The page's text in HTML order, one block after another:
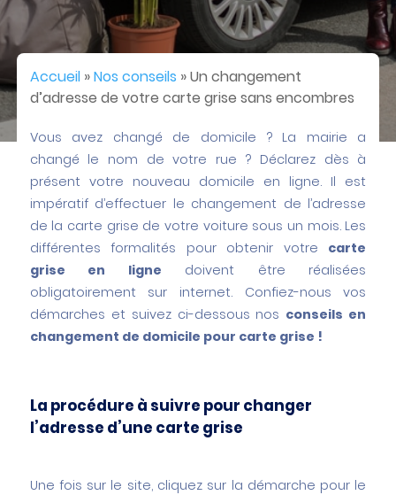
Accueil»Nos conseils »Un changement
d’adresse de votre carte grise sans encombres
Vous avez changé de domicile ? La mairie a
changé le nom de votre rue ? Déclarez dès à
présent votre nouveau domicile en ligne. Il est
impératif d’effectuer le changement de l’adresse
de la carte grise de votre voiture sous un mois. Les
différentes formalités pour obtenir votre carte
grise en ligne doivent être réalisées
obligatoirement sur internet. Confiez-nous vos
démarches et suivez ci-dessous nos conseils en
changement de domicile pour carte grise !
La procédure à suivre pour changer
l’adresse d’une carte grise
Une fois sur le site, cliquez sur la démarche pour le